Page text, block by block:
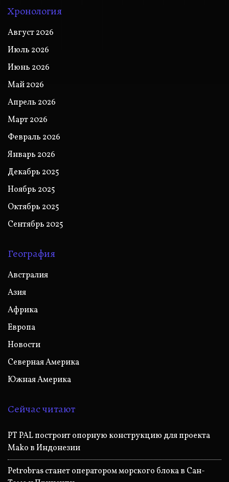
Хронология
Август 2026
Июль 2026
Июнь 2026
Май 2026
Апрель 2026
Март 2026
Февраль 2026
Январь 2026
Декабрь 2025
Ноябрь 2025
Октябрь 2025
Сентябрь 2025
География
Австралия
Азия
Африка
Европа
Новости
Северная Америка
Южная Америка
Сейчас читают
PT PAL построит опорную конструкцию для проекта
Mako в Индонезии
Petrobras станет оператором морского блока в Сан-